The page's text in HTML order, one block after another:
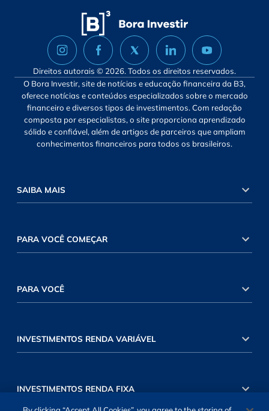
Direitos autorais © 2026. Todos os direitos reservados.
O Bora Investir, site de notícias e educação financeira da B3,
oferece notícias e conteúdos especializados sobre o mercado
financeiro e diversos tipos de investimentos. Com redação
composta por especialistas, o site proporciona aprendizado
sólido e confiável, além de artigos de parceiros que ampliam
conhecimentos financeiros para todos os brasileiros.
SAIBA MAIS
PARA VOCÊ COMEÇAR
PARA VOCÊ
INVESTIMENTOS RENDA VARIÁVEL
INVESTIMENTOS RENDA FIXA